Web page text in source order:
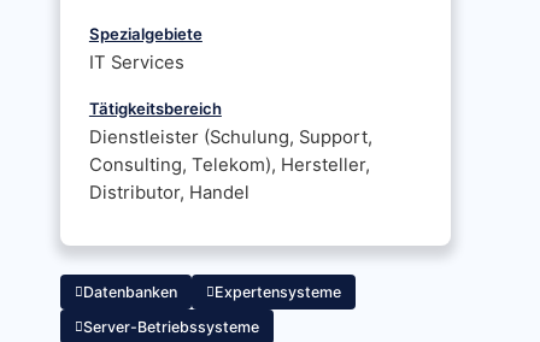
Spezialgebiete
IT Services
Tätigkeitsbereich
Dienstleister (Schulung, Support,
Consulting, Telekom), Hersteller,
Distributor, Handel
Datenbanken
Expertensysteme
Server-Betriebssysteme